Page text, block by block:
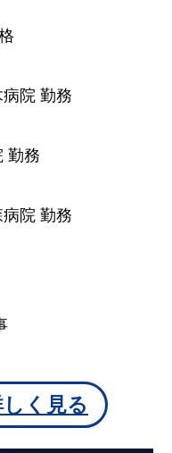
院 勤務
勤務
院 勤務
く見る